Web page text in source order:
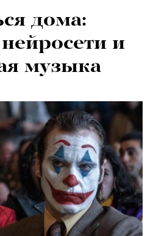
дома:
и
музыка